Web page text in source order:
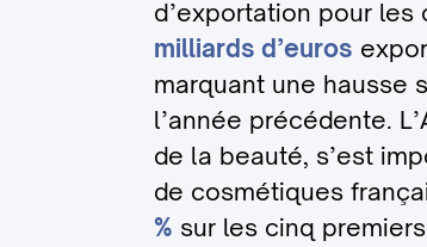
d’exportation pour
milliards d’euros
marquant une hausse
l’année précédente.
de la beauté, s’est
de cosmétiques
% sur les cinq